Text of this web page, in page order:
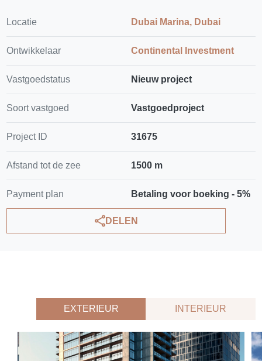
Locatie Dubai Marina, Dubai
Ontwikkelaar Continental Investment
Vastgoedstatus Nieuw project
Soort vastgoed Vastgoedproject
Project ID 31675
Afstand tot de zee 1500 m
Payment plan Betaling voor boeking - 5%
DELEN
EXTERIEUR INTERIEUR